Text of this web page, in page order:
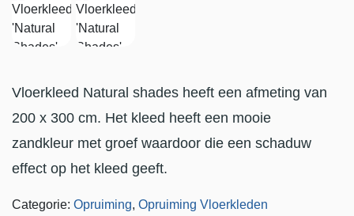
Vloerkleed Natural shades heeft een afmeting van
200 x 300 cm. Het kleed heeft een mooie
zandkleur met groef waardoor die een schaduw
effect op het kleed geeft.
Categorie: Opruiming, Opruiming Vloerkleden